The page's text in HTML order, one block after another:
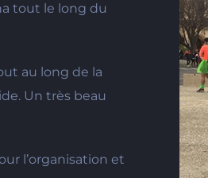
tout le long du
au long de la
Un très beau
l’organisation et